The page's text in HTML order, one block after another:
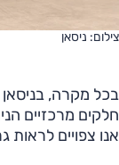
צילום: ניסאן
בכל מקרה, בניסאן
חלקים מרכזיים
אנו צפויים לראות